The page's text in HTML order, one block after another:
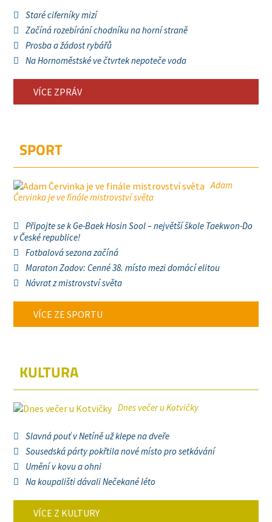
Staré ciferníky mizí
Začíná rozebírání chodníku na horní straně
Prosba a žádost rybářů
Na Hornoměstské ve čtvrtek nepoteče voda
VÍCE ZPRÁV
SPORT
Adam
Červinka je ve finále mistrovství světa
Připojte se k Ge-Baek Hosin Sool – největší škole Taekwon-Do
v České republice!
Fotbalová sezona začíná
Maraton Zadov: Cenné 38. místo mezi domácí elitou
Návrat z mistrovství světa
VÍCE ZE SPORTU
KULTURA
Dnes večer u Kotvičky
Slavná pouť v Netíně už klepe na dveře
Sousedská párty pokřtila nové místo pro setkávání
Umění v kovu a ohni
Na koupališti dávali Nečekané léto
VÍCE Z KULTURY